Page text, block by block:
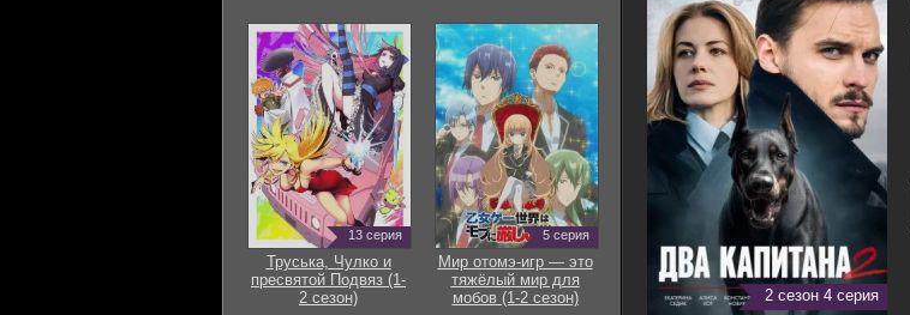
2 сезон 4 серия
13 серия
Труська, Чулко и
пресвятой Подвяз (1-
2 сезон)
5 серия
Мир отомэ-игр — это
тяжёлый мир для
мобов (1-2 сезон)